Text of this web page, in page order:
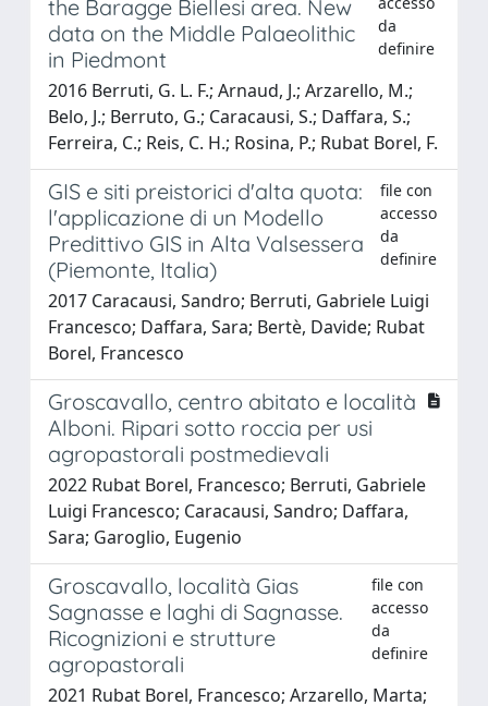
the Baragge Biellesi area. New
data on the Middle Palaeolithic
in Piedmont
da
definire
2016 Berruti, G. L. F.; Arnaud, J.; Arzarello, M.;
Belo, J.; Berruto, G.; Caracausi, S.; Daffara, S.;
Ferreira, C.; Reis, C. H.; Rosina, P.; Rubat Borel, F.
GIS e siti preistorici d'alta quota:
l'applicazione di un Modello
Predittivo GIS in Alta Valsessera
(Piemonte, Italia)
file con
accesso
da
definire
2017 Caracausi, Sandro; Berruti, Gabriele Luigi
Francesco; Daffara, Sara; Bertè, Davide; Rubat
Borel, Francesco
Groscavallo, centro abitato e località
Alboni. Ripari sotto roccia per usi
agropastorali postmedievali
2022 Rubat Borel, Francesco; Berruti, Gabriele
Luigi Francesco; Caracausi, Sandro; Daffara,
Sara; Garoglio, Eugenio
Groscavallo, località Gias
Sagnasse e laghi di Sagnasse.
Ricognizioni e strutture
agropastorali
file con
accesso
da
definire
2021 Rubat Borel, Francesco; Arzarello, Marta;